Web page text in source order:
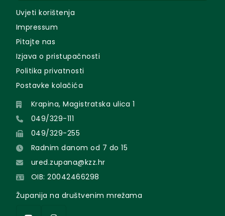
Uvjeti korištenja
Impressum
Pitajte nas
Izjava o pristupačnosti
Politika privatnosti
Postavke kolačića
Krapina, Magistratska ulica 1
049/329-111
049/329-255
Radnim danom od 7 do 15
ured.zupana@kzz.hr
OIB: 20042466298
Županija na društvenim mrežama